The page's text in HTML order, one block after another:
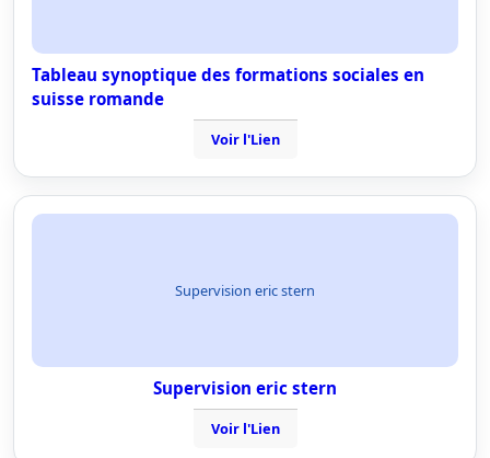
Tableau synoptique des formations sociales en
suisse romande
Voir l'Lien
Supervision eric stern
Supervision eric stern
Voir l'Lien